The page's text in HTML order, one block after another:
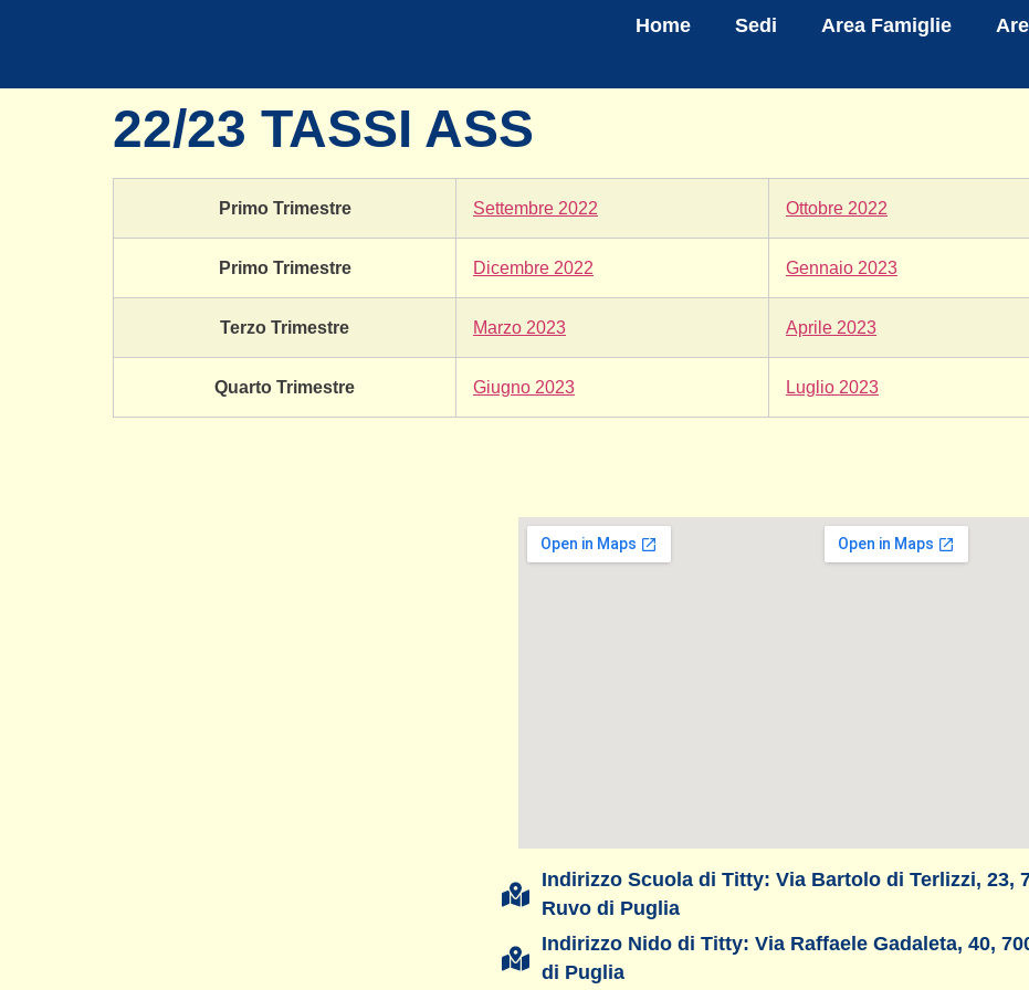
Home Sedi Area Famiglie
22/23 TASSI ASS
Primo Trimestre Settembre 2022 Ottobre 2022
Primo Trimestre Dicembre 2022 Gennaio 2023
Terzo Trimestre Marzo 2023 Aprile 2023
Quarto Trimestre Giugno 2023 Luglio 2023
Indirizzo Scuola di Titty: Via Bartolo di Terlizzi, 23,
Ruvo di Puglia
Indirizzo Nido di Titty: Via Raffaele Gadaleta, 40,
di Puglia